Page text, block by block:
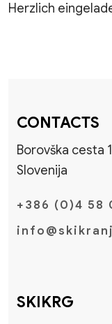
Herzlich
CONTACTS
Borovška cesta
Slovenija
+386 (0)4 58
SKIKRG